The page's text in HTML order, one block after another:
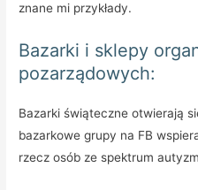
znane mi przykłady.
Bazarki i sklepy
pozarządowych:
Bazarki świąteczne otwierają
bazarkowe grupy na FB
rzecz osób ze spektrum